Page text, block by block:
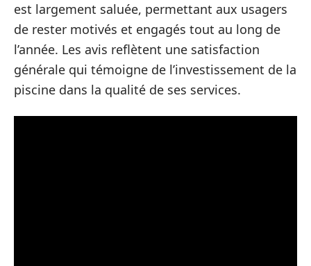
est largement saluée, permettant aux usagers
de rester motivés et engagés tout au long de
l’année. Les avis reflètent une satisfaction
générale qui témoigne de l’investissement de la
piscine dans la qualité de ses services.